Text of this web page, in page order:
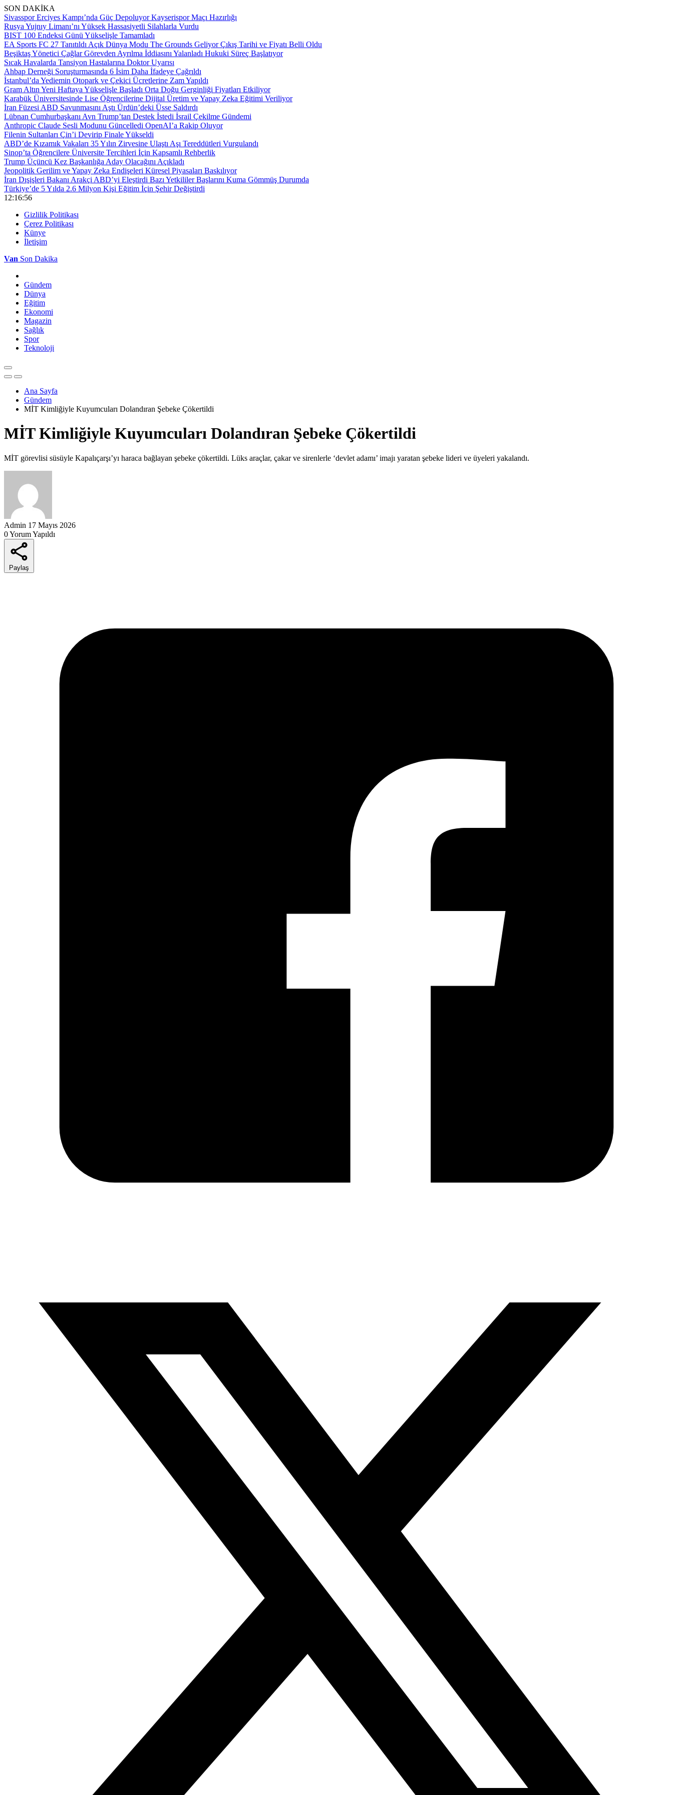
SON DAKİKA
Sivasspor Erciyes Kampı’nda Güç Depoluyor Kayserispor Maçı Hazırlığı
Rusya Yujnıy Limanı’nı Yüksek Hassasiyetli Silahlarla Vurdu
BIST 100 Endeksi Günü Yükselişle Tamamladı
EA Sports FC 27 Tanıtıldı Açık Dünya Modu The Grounds Geliyor Çıkış Tarihi ve Fiyatı Belli Oldu
Beşiktaş Yönetici Çağlar Görevden Ayrılma İddiasını Yalanladı Hukuki Süreç Başlatıyor
Sıcak Havalarda Tansiyon Hastalarına Doktor Uyarısı
Ahbap Derneği Soruşturmasında 6 İsim Daha İfadeye Çağrıldı
İstanbul’da Yediemin Otopark ve Çekici Ücretlerine Zam Yapıldı
Gram Altın Yeni Haftaya Yükselişle Başladı Orta Doğu Gerginliği Fiyatları Etkiliyor
Karabük Üniversitesinde Lise Öğrencilerine Dijital Üretim ve Yapay Zeka Eğitimi Veriliyor
İran Füzesi ABD Savunmasını Aştı Ürdün’deki Üsse Saldırdı
Lübnan Cumhurbaşkanı Avn Trump’tan Destek İstedi İsrail Çekilme Gündemi
Anthropic Claude Sesli Modunu Güncelledi OpenAI’a Rakip Oluyor
Filenin Sultanları Çin’i Devirip Finale Yükseldi
ABD’de Kızamık Vakaları 35 Yılın Zirvesine Ulaştı Aşı Tereddütleri Vurgulandı
Sinop’ta Öğrencilere Üniversite Tercihleri İçin Kapsamlı Rehberlik
Trump Üçüncü Kez Başkanlığa Aday Olacağını Açıkladı
Jeopolitik Gerilim ve Yapay Zeka Endişeleri Küresel Piyasaları Baskılıyor
İran Dışişleri Bakanı Arakçi ABD’yi Eleştirdi Bazı Yetkililer Başlarını Kuma Gömmüş Durumda
Türkiye’de 5 Yılda 2.6 Milyon Kişi Eğitim İçin Şehir Değiştirdi
12:16:57
Gizlilik Politikası
Çerez Politikası
Künye
İletişim
Van Son Dakika
Gündem
Dünya
Eğitim
Ekonomi
Magazin
Sağlık
Spor
Teknoloji
Ana Sayfa
Gündem
MİT Kimliğiyle Kuyumcuları Dolandıran Şebeke Çökertildi
MİT Kimliğiyle Kuyumcuları Dolandıran Şebeke Çökertildi
MİT görevlisi süsüyle Kapalıçarşı’yı haraca bağlayan şebeke çökertildi. Lüks araçlar, çakar ve sirenlerle ‘devlet adamı’ imajı yaratan şebeke lideri ve üyeleri yakalandı.
Admin 17 Mayıs 2026
0 Yorum Yapıldı
Paylaş